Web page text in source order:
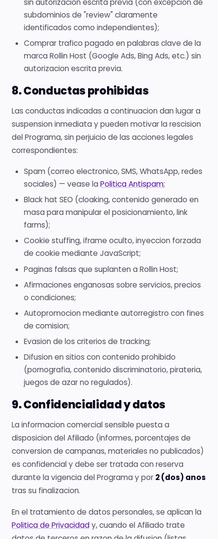
sin autorizacion escrita previa (con excepcion de
subdominios de "review" claramente
identificados como independientes);
Comprar trafico pagado en palabras clave de la
marca Rollin Host (Google Ads, Bing Ads, etc.) sin
autorizacion escrita previa.
8. Conductas prohibidas
Las conductas indicadas a continuacion dan lugar a
suspension inmediata y pueden motivar la rescision
del Programa, sin perjuicio de las acciones legales
correspondientes:
Spam (correo electronico, SMS, WhatsApp, redes
sociales) — vease la Politica Antispam;
Black hat SEO (cloaking, contenido generado en
masa para manipular el posicionamiento, link
farms);
Cookie stuffing, iframe oculto, inyeccion forzada
de cookie mediante JavaScript;
Paginas falsas que suplanten a Rollin Host;
Afirmaciones enganosas sobre servicios, precios
o condiciones;
Autopromocion mediante autorregistro con fines
de comision;
Evasion de los criterios de tracking;
Difusion en sitios con contenido prohibido
(pornografia, contenido discriminatorio, pirateria,
juegos de azar no regulados).
9. Confidencialidad y datos
La informacion comercial sensible puesta a
disposicion del Afiliado (informes, porcentajes de
conversion de campanas, materiales no publicados)
es confidencial y debe ser tratada con reserva
durante la vigencia del Programa y por 2 (dos) anos
tras su finalizacion.
En el tratamiento de datos personales, se aplican la
Politica de Privacidady, cuando el Afiliado trate